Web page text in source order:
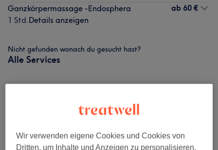
Ganzkörpermassage -Endosphera
1 Std.Details anzeigen
ab 60 €
Nicht gefunden wonach du gesucht hast?
Alle Services
Salonbewertungen
Wir verwenden eigene Cookies und Cookies von
Dritten, um Inhalte und Anzeigen zu personalisieren,